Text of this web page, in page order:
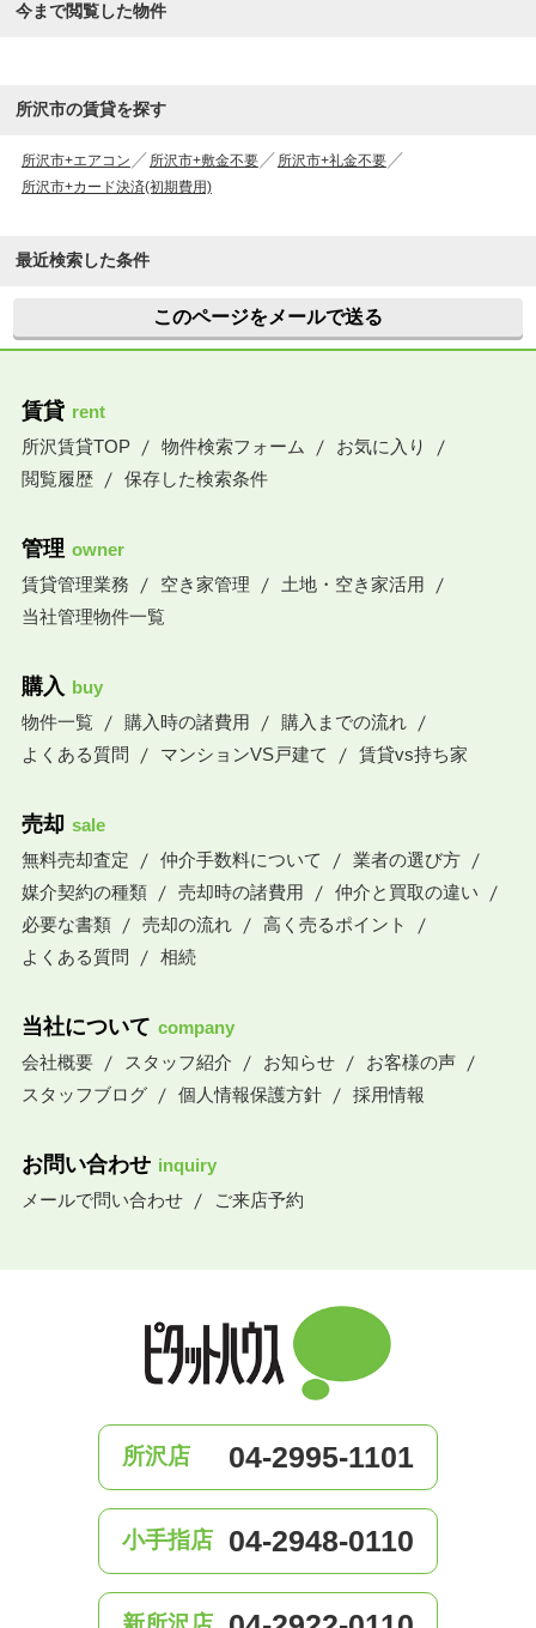
今まで閲覧した物件
所沢市の賃貸を探す
所沢市+エアコン 所沢市+敷金不要
所沢市+礼金不要
所沢市+カード決済(初期費用)
最近検索した条件
このページをメールで送る
賃貸 rent
所沢賃貸TOP
物件検索フォーム
お気に入り
閲覧履歴
保存した検索条件
管理 owner
賃貸管理業務
空き家管理
土地・空き家活用
当社管理物件一覧
購入 buy
物件一覧
購入時の諸費用
購入までの流れ
よくある質問
マンションVS戸建て 賃貸vs持ち家
売却 sale
無料売却査定
仲介手数料について
業者の選び方
媒介契約の種類
売却時の諸費用
仲介と買取の違い
必要な書類
売却の流れ
高く売るポイント
よくある質問
相続
当社について company
会社概要
スタッフ紹介 お知らせ
お客様の声
スタッフブログ
個人情報保護方針 採用情報
お問い合わせ inquiry
メールで問い合わせ
ご来店予約
所沢店 04-2995-1101
小手指店 04-2948-0110